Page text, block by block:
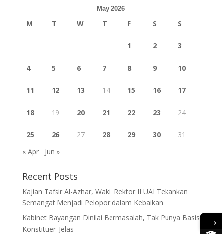
May 2026
M T W T F S S
1 2 3
4 5 6 7 8 9 10
11 12 13 14 15 16 17
18 19 20 21 22 23 24
25 26 27 28 29 30
31
« Apr
Jun »
Recent Posts
Kajian Tafsir Al-Azhar, Wakil Rektor II UAI Tekankan
Semangat Menjadi Pelopor dalam Kebaikan
Kabinet Bayangan Dinilai Bermasalah, Tak Punya Basis
Konstituen Jelas
→